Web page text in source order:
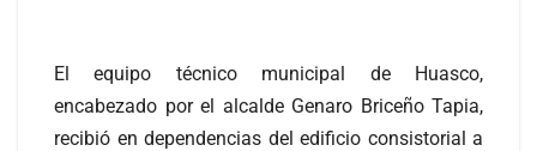
El equipo técnico municipal de Huasco,
encabezado por el alcalde Genaro Briceño Tapia,
recibió en dependencias del edificio consistorial a